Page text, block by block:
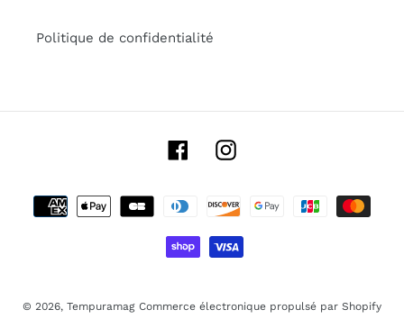
Politique de confidentialité
FacebookInstagram
de
paiement
© 2026, Tempuramag Commerce électronique propulsé par Shopify